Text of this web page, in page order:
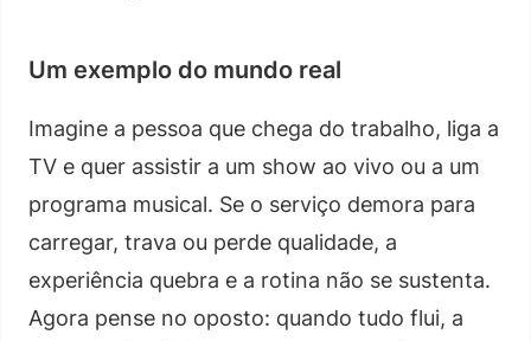
Um exemplo do mundo real
Imagine a pessoa que chega do trabalho, liga a
TV e quer assistir a um show ao vivo ou a um
programa musical. Se o serviço demora para
carregar, trava ou perde qualidade, a
experiência quebra e a rotina não se sustenta.
Agora pense no oposto: quando tudo flui, a